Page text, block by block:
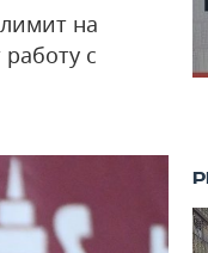
на
с